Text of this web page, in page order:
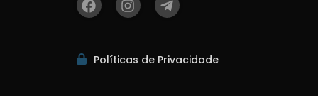
Políticas de Privacidade